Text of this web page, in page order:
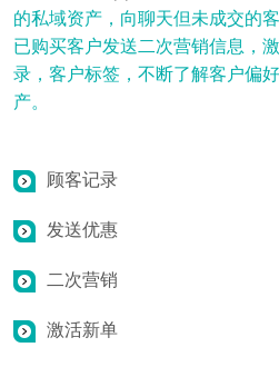
的私域资产，向聊天但未成交的
已购买客户发送二次营销信息，
录，客户标签，不断了解客户偏
产。
顾客记录
发送优惠
二次营销
激活新单